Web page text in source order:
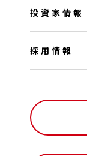
投資家情報
採用情報